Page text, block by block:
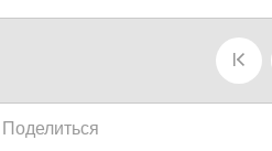
Поделиться